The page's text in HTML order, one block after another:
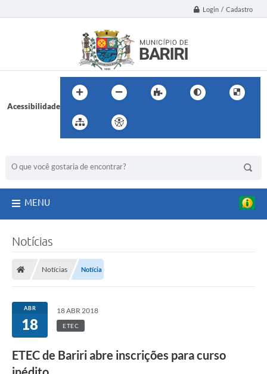
Login / Cadastro
Acessibilidade
MENU
Notícias
Notícias Notícia
ABR
18
18 ABR 2018
ETEC
ETEC de Bariri abre inscrições para curso